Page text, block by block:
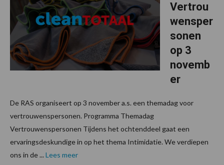
Vertrou
wensper
sonen
op 3
novemb
er
De RAS organiseert op 3 november a.s. een themadag voor
vertrouwenspersonen. Programma Themadag
Vertrouwenspersonen Tijdens het ochtenddeel gaat een
ervaringsdeskundige in op het thema Intimidatie. We verdiepen
ons in de ...Lees meer